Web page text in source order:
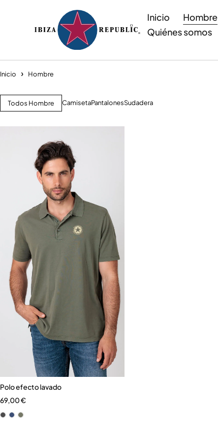
Inicio Hombre
Quiénes somos
Inicio Hombre
Todos Hombre CamisetaPantalonesSudadera
Polo efecto lavado
69,00€